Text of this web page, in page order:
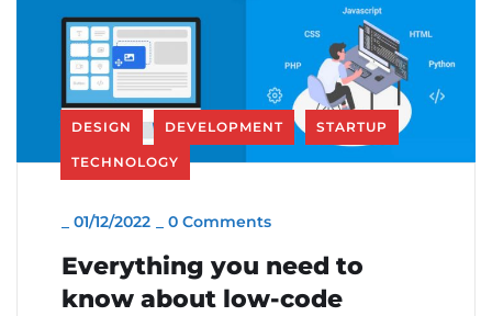
DESIGN DEVELOPMENT STARTUP
TECHNOLOGY
01/12/2022 0 Comments
Everything you need to
know about low-code